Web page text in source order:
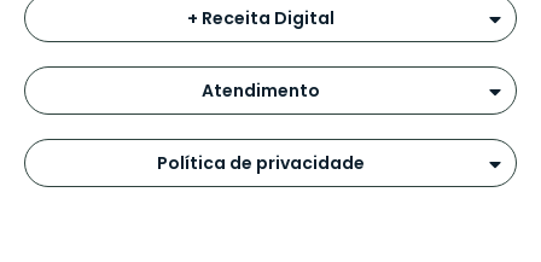
+ Receita Digital
Atendimento
Política de privacidade